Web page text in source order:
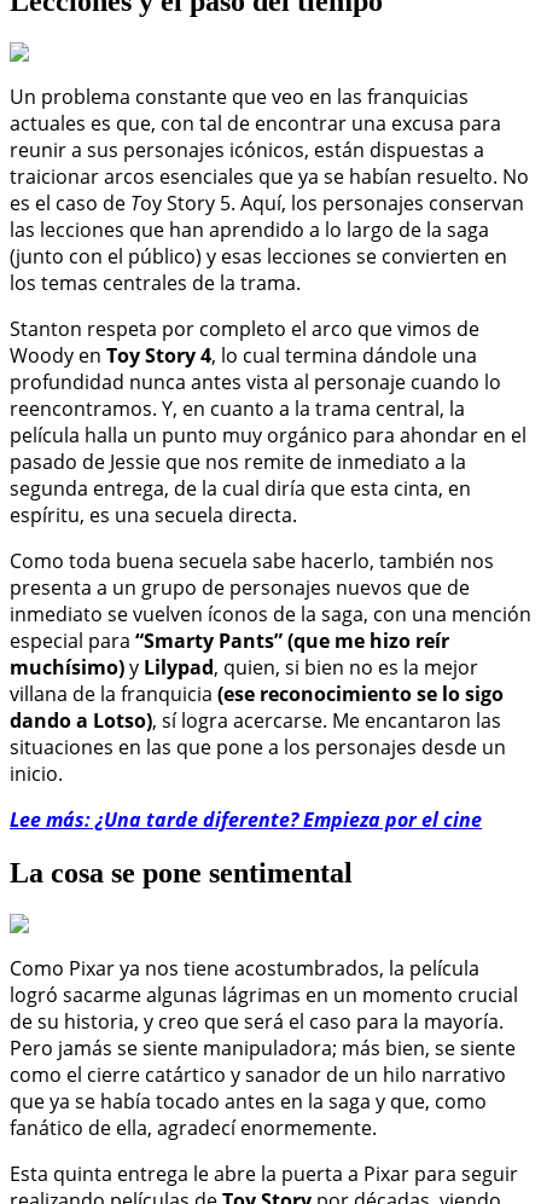
Un problema constante que veo en las franquicias
actuales es que, con tal de encontrar una excusa para
reunir a sus personajes icónicos, están dispuestas a
traicionar arcos esenciales que ya se habían resuelto. No
es el caso de Toy Story 5. Aquí, los personajes conservan
las lecciones que han aprendido a lo largo de la saga
(junto con el público) y esas lecciones se convierten en
los temas centrales de la trama.
Stanton respeta por completo el arco que vimos de
Woody en Toy Story 4, lo cual termina dándole una
profundidad nunca antes vista al personaje cuando lo
reencontramos. Y, en cuanto a la trama central, la
película halla un punto muy orgánico para ahondar en el
pasado de Jessie que nos remite de inmediato a la
segunda entrega, de la cual diría que esta cinta, en
espíritu, es una secuela directa.
Como toda buena secuela sabe hacerlo, también nos
presenta a un grupo de personajes nuevos que de
inmediato se vuelven íconos de la saga, con una mención
especial para “Smarty Pants” (que me hizo reír
muchísimo)y Lilypad, quien, si bien no es la mejor
villana de la franquicia (ese reconocimiento se lo sigo
dando a Lotso), sí logra acercarse. Me encantaron las
situaciones en las que pone a los personajes desde un
inicio.
Lee más: ¿Una tarde diferente? Empieza por el cine
La cosa se pone sentimental
Como Pixar ya nos tiene acostumbrados, la película
logró sacarme algunas lágrimas en un momento crucial
de su historia, y creo que será el caso para la mayoría.
Pero jamás se siente manipuladora; más bien, se siente
como el cierre catártico y sanador de un hilo narrativo
que ya se había tocado antes en la saga y que, como
fanático de ella, agradecí enormemente.
Esta quinta entrega le abre la puerta a Pixar para seguir